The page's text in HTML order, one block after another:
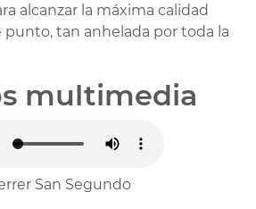
alcanzar la máxima calidad
punto, tan anhelada por toda la
multimedia
San Segundo